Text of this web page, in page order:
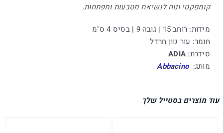
קומפקטי ונוח לנשיאת מטבעות ומפתחות.
מידות: רוחב 15 | גובה 9 | בסיס 4 ס"מ
חומר: עור גוון חרדל
סידרת: ADIA
מותג:Abbacino
עוד מוצרים בסטייל שלך